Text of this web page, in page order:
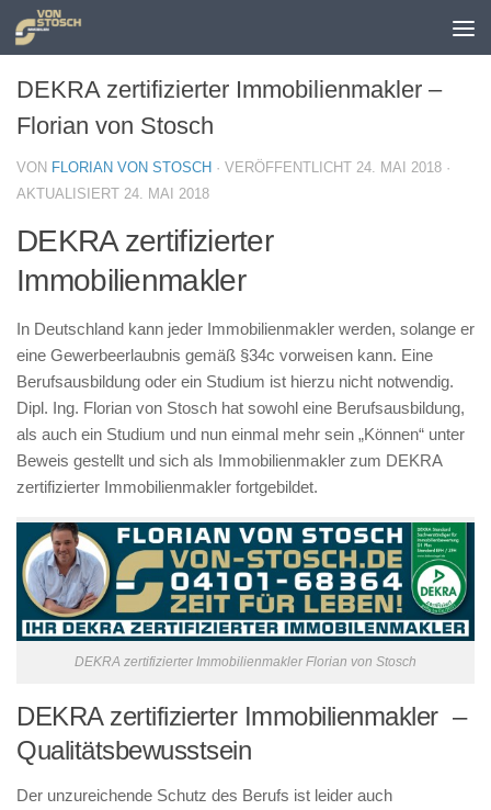
Zum Inhalt springen
DEKRA zertifizierter Immobilienmakler –
Florian von Stosch
VON FLORIAN VON STOSCH · VERÖFFENTLICHT 24. MAI 2018 ·
AKTUALISIERT 24. MAI 2018
DEKRA zertifizierter
Immobilienmakler
In Deutschland kann jeder Immobilienmakler werden, solange er
eine Gewerbeerlaubnis gemäß §34c vorweisen kann. Eine
Berufsausbildung oder ein Studium ist hierzu nicht notwendig.
Dipl. Ing. Florian von Stosch hat sowohl eine Berufsausbildung,
als auch ein Studium und nun einmal mehr sein „Können“ unter
Beweis gestellt und sich als Immobilienmakler zum DEKRA
zertifizierter Immobilienmakler fortgebildet.
DEKRA zertifizierter Immobilienmakler Florian von Stosch
DEKRA zertifizierter Immobilienmakler –
Qualitätsbewusstsein
Der unzureichende Schutz des Berufs ist leider auch